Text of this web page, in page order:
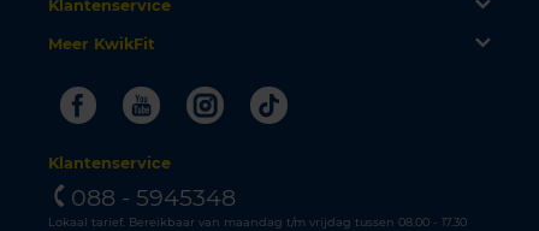
Klantenservice
Meer KwikFit
FacebookYoutubeInstagram
Tiktok
Klantenservice
088 - 5945348
Lokaal tarief. Bereikbaar van maandag t/m vrijdag tussen 08.00 - 17.30